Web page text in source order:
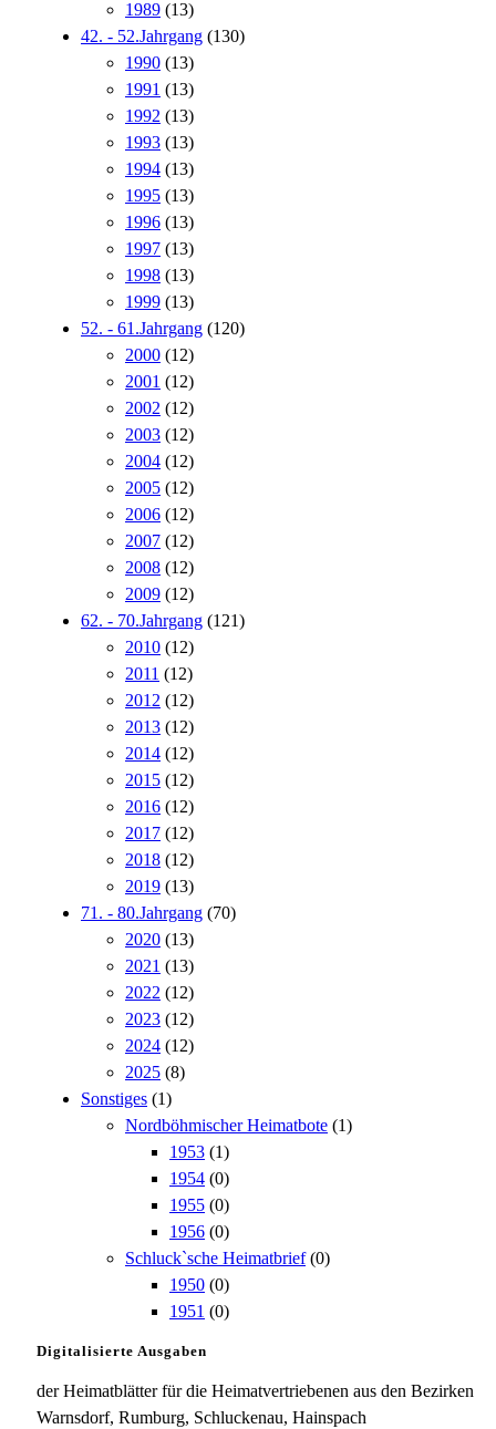
1989 (13)
42. - 52.Jahrgang (130)
1990 (13)
1991 (13)
1992 (13)
1993 (13)
1994 (13)
1995 (13)
1996 (13)
1997 (13)
1998 (13)
1999 (13)
52. - 61.Jahrgang (120)
2000 (12)
2001 (12)
2002 (12)
2003 (12)
2004 (12)
2005 (12)
2006 (12)
2007 (12)
2008 (12)
2009 (12)
62. - 70.Jahrgang (121)
2010 (12)
2011 (12)
2012 (12)
2013 (12)
2014 (12)
2015 (12)
2016 (12)
2017 (12)
2018 (12)
2019 (13)
71. - 80.Jahrgang (70)
2020 (13)
2021 (13)
2022 (12)
2023 (12)
2024 (12)
2025 (8)
Sonstiges (1)
Nordböhmischer Heimatbote (1)
1953 (1)
1954 (0)
1955 (0)
1956 (0)
Schluck`sche Heimatbrief (0)
1950 (0)
1951 (0)
Digitalisierte Ausgaben
der Heimatblätter für die Heimatvertriebenen aus den Bezirken
Warnsdorf, Rumburg, Schluckenau, Hainspach